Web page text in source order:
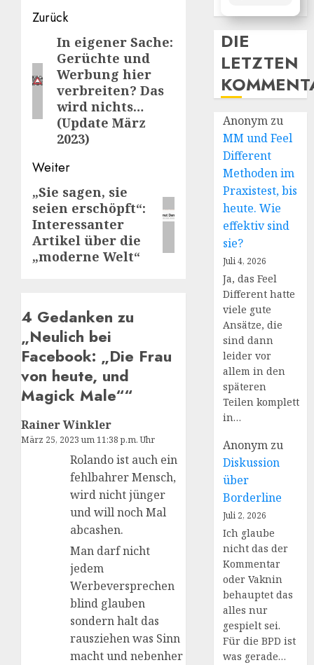
Beitragsnavigation
Zurück
Vorheriger
Beitrag:
In eigener Sache:
Gerüchte und
Werbung hier
verbreiten? Das
wird nichts…
(Update März
2023)
Weiter
Nächster
Beitrag:
„Sie sagen, sie
seien erschöpft“:
Interessanter
Artikel über die
„moderne Welt“
4 Gedanken zu
„Neulich bei
Facebook: „Die Frau
von heute, und
Magick Male““
Rainer Winkler
März 25, 2023 um 11:38 p.m. Uhr
Rolando ist auch ein
fehlbahrer Mensch,
wird nicht jünger
und will noch Mal
abcashen.
Man darf nicht
jedem
Werbeversprechen
blind glauben
sondern halt das
rausziehen was Sinn
macht und nebenher
DIE
LETZTEN
Anonym zu
MM und Feel
Different
Methoden im
Praxistest, bis
heute. Wie
effektiv sind
sie?
Juli 4, 2026
Ja, das Feel
Different hatte
viele gute
Ansätze, die
sind dann
leider vor
allem in den
späteren
Teilen komplett
in…
Anonym zu
Diskussion
über
Borderline
Juli 2, 2026
Ich glaube
nicht das der
Kommentar
oder Vaknin
behauptet das
alles nur
gespielt sei.
Für die BPD ist
was gerade…